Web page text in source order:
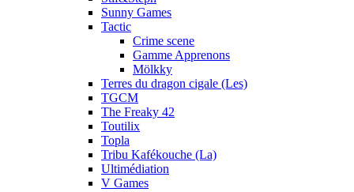
Sunny Games
Tactic
Crime scene
Gamme Apprenons
Mölkky
Terres du dragon cigale (Les)
TGCM
The Freaky 42
Toutilix
Topla
Tribu Kafékouche (La)
Ultimédiation
V Games